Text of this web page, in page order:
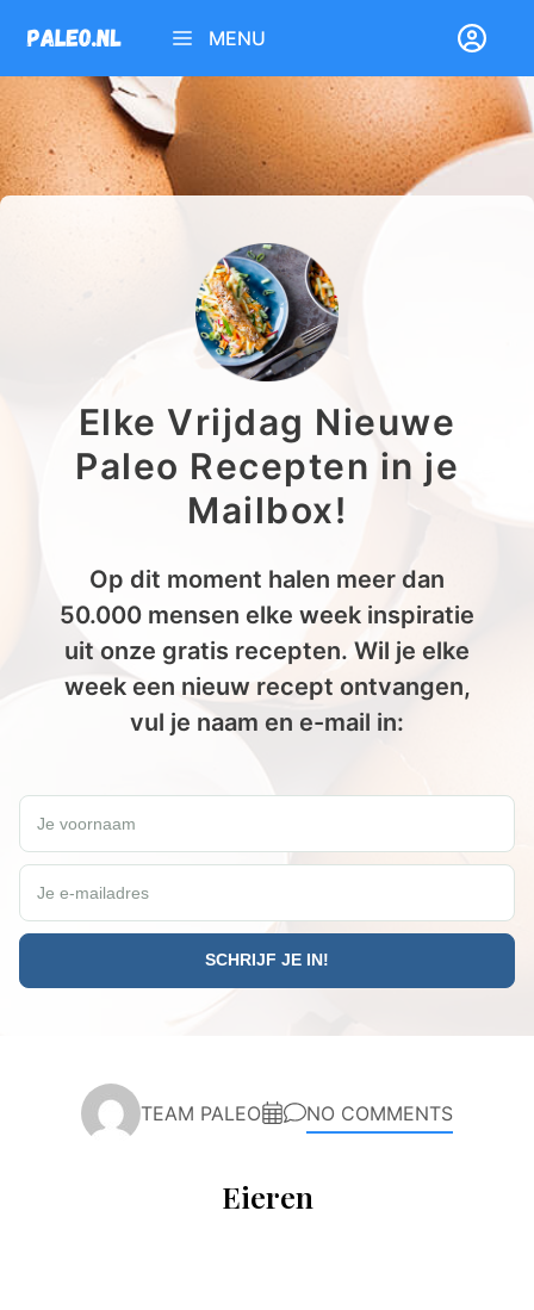
naar
de
inhoud
MENU
Elke Vrijdag Nieuwe
Paleo Recepten in je
Mailbox!
Op dit moment halen meer dan
50.000 mensen elke week inspiratie
uit onze gratis recepten. Wil je elke
week een nieuw recept ontvangen,
vul je naam en e-mail in:
Wil jij elke vrijdag een gratis Paleo recept ontvangen?
Je voornaam
Je e-mailadres
TEAM PALEO NO COMMENTS
Eieren